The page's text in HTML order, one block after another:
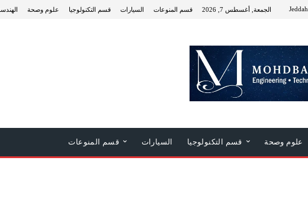
Jeddah الجمعة, أغسطس 7, 2026 علوم وصحة قسم التكنولوجيا السيارات قسم المنوعات
علوم وصحة قسم التكنولوجيا السيارات قسم المنوعات